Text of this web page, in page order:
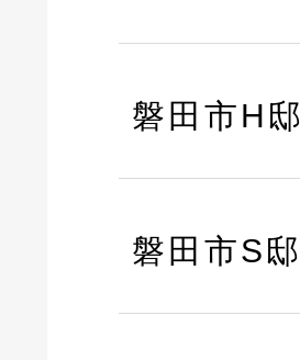
磐田市H邸
磐田市S邸